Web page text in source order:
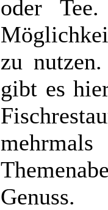
oder
zu
gibt es
Genuss.